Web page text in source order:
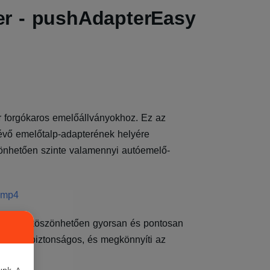
- pushAdapterEasy
emelőállványokhoz. Ez az
emelőtalp-adapterének helyére
szinte valamennyi autóemelő-
köszönhetően gyorsan és pontosan
biztonságos, és megkönnyíti az